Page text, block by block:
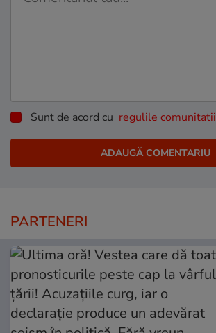
Sunt de acord cu regulile comunitatii
PARTENERI